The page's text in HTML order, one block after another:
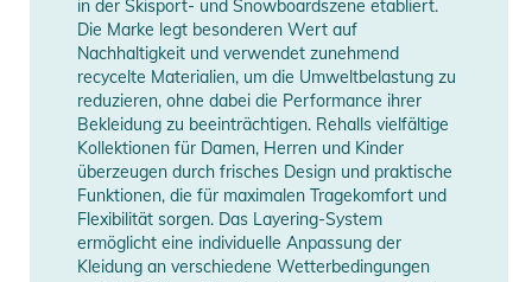
in der Skisport- und Snowboardszene etabliert.
Die Marke legt besonderen Wert auf
Nachhaltigkeit und verwendet zunehmend
recycelte Materialien, um die Umweltbelastung zu
reduzieren, ohne dabei die Performance ihrer
Bekleidung zu beeinträchtigen. Rehalls vielfältige
Kollektionen für Damen, Herren und Kinder
überzeugen durch frisches Design und praktische
Funktionen, die für maximalen Tragekomfort und
Flexibilität sorgen. Das Layering-System
ermöglicht eine individuelle Anpassung der
Kleidung an verschiedene Wetterbedingungen